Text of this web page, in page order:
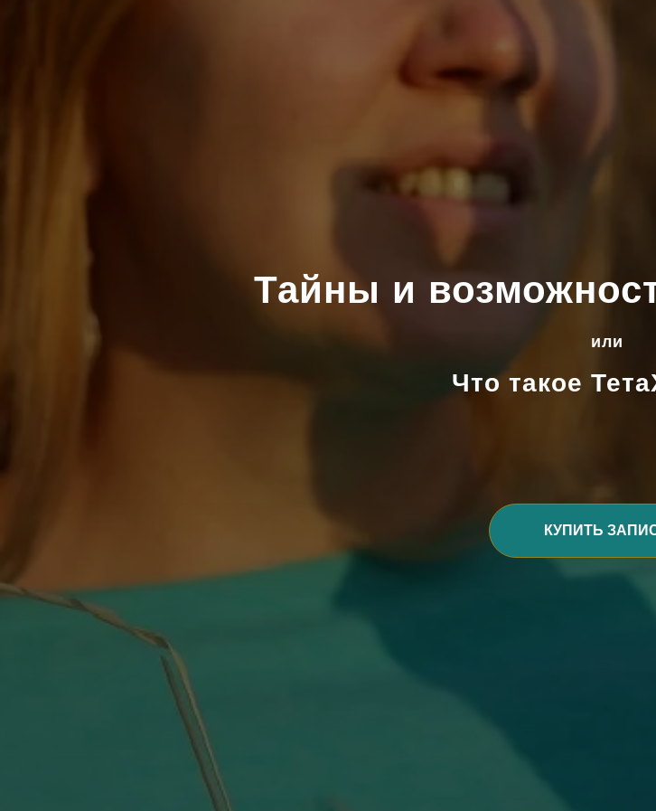
Тайны и
или
Что такое
КУПИТЬ